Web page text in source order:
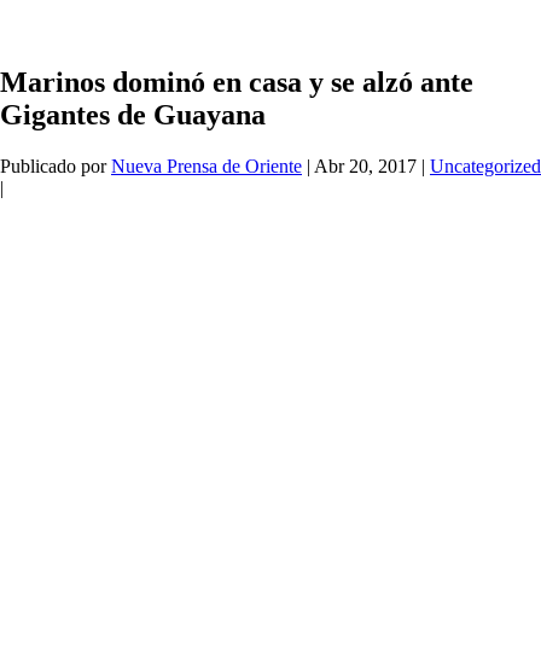
Marinos dominó en casa y se alzó ante
Gigantes de Guayana
Publicado porNueva Prensa de Oriente | Abr 20, 2017 | Uncategorized
|